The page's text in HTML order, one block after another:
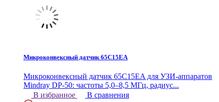
Микроконвексный датчик 65C15EA
Микроконвексный датчик 65C15EA для УЗИ-аппаратов
Mindray DP-50: частоты 5,0–8,5 МГц, радиус...
В избранное
В сравнения